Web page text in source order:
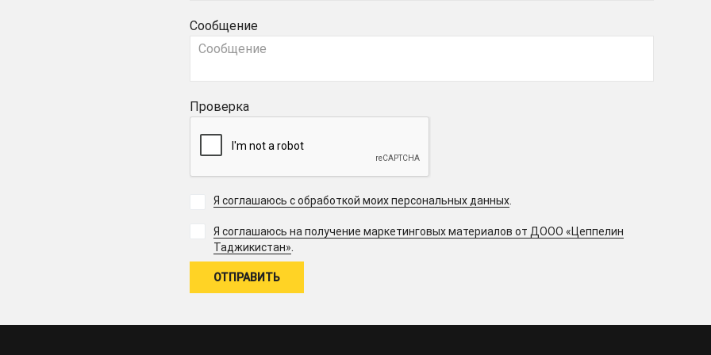
Сообщение
Проверка
Я соглашаюсь с обработкой моих персональных данных
Я соглашаюсь на получение маркетинговых материалов от ДООО «Цеппелин
Таджикистан».